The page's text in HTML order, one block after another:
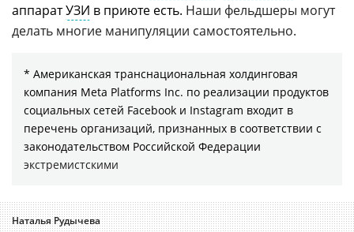
аппаратУЗИ в приюте есть. Наши фельдшеры могут
делать многие манипуляции самостоятельно.
* Американская транснациональная холдинговая
компания Meta Platforms Inc. по реализации продуктов
социальных сетей Facebook и Instagram входит в
перечень организаций, признанных в соответствии с
законодательством Российской Федерации
экстремистскими
Наталья Рудычева